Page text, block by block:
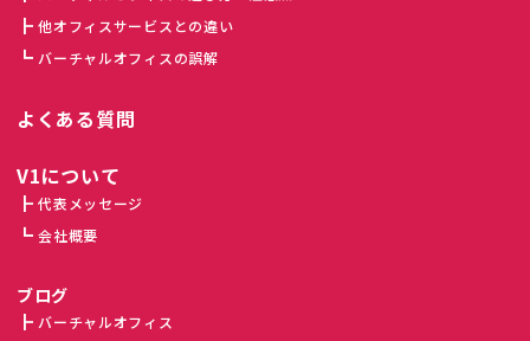
他オフィスサービスとの違い
バーチャルオフィスの誤解
よくある質問
V1について
代表メッセージ
会社概要
ブログ
バーチャルオフィス